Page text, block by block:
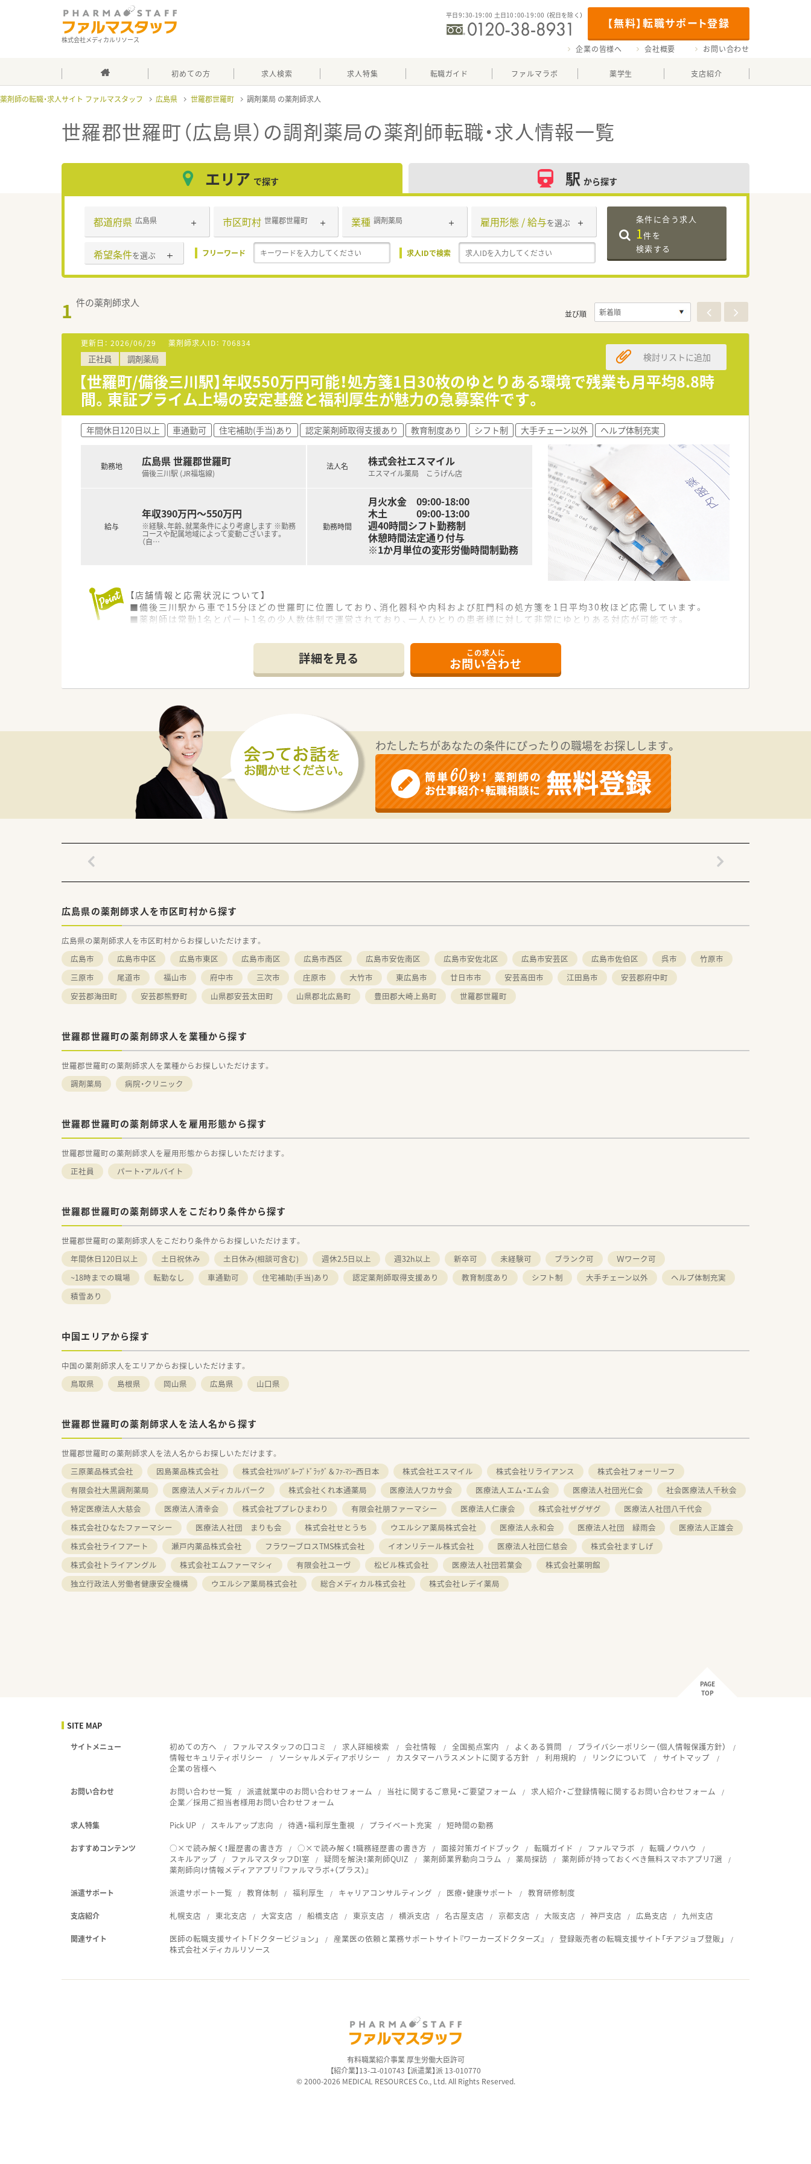
株式会社メディカルリソース
【無料】転職サポート登録
平日9：30-19：00 土日10：00-19：00 （祝日を除く）
企業の皆様へ 会社概要 お問い合わせ
初めての方 求人検索 求人特集 転職ガイド ファルマラボ 薬学生 支店紹介
薬剤師の転職・求人サイト ファルマスタッフ 広島県 世羅郡世羅町 調剤薬局
世羅郡世羅町（広島県）の調剤薬局の薬剤師転職・求人情報一覧
エリア で探す 駅 から探す
都道府県 広島県 市区町村 世羅郡世羅町 業種 調剤薬局 雇用形態 / 給与を選ぶ
希望条件を選ぶ フリーワード 求人IDで検索
条件に合う求人
1件を
検索する
1 件の薬剤師求人
並び順
更新日： 2026/06/29 薬剤師求人ID： 706834
正社員 調剤薬局
【世羅町/備後三川駅】年収550万円可能！処方箋1日30枚のゆとりある環境で残業も月平均8.8時
間。東証プライム上場の安定基盤と福利厚生が魅力の急募案件です。
検討リストに追加
年間休日120日以上 車通勤可 住宅補助(手当)あり 認定薬剤師取得支援あり 教育制度あり シフト制 大手チェーン以外 ヘルプ体制充実
勤務地 広島県 世羅郡世羅町
備後三川駅 (JR福塩線)
給与
年収390万円～550万円
※経験、年齢、就業条件により考慮します ※勤務
コースや配属地域によって変動ございます。
（自…
法人名 株式会社エスマイル
エスマイル薬局 こうげん店
勤務時間
月火水金 09:00-18:00
木土 09:00-13:00
週40時間シフト勤務制
休憩時間法定通り付与
※1か月単位の変形労働時間制勤務
【店舗情報と応需状況について】
■備後三川駅から車で15分ほどの世羅町に位置しており、消化器科や内科および肛門科の処方箋を1日平均30枚ほど応需しています。
■薬剤師は常勤1名とパート1名の少人数体制で運営されており、一人ひとりの患者様に対して非常にゆとりある対応が可能です。
■将来を見据えた組織体制の強化とサービス向上のために正社員を急募しており、自身のキャリアアップに意欲的な方を広く募ってい
■20代から60代まで幅広い年齢層の方を受け入れ可能な柔軟な体制があり、ブランクのある方や未経験の方からのご相談も歓迎しま
■患者様の話を丁寧に聞き取り的確に動ける調整役としての資質を持ち、地域包括ケアに主体的に取り組める誠実な薬剤師の方を求め
【法人特徴について】
■東証プライム上場の医薬品卸大手グループの一員であり、中国地方に115店舗を展開する屈指の規模と安定した経営基盤を誇ります。
■医療・介護・流通を網羅するグループの総合力を活かして、健康サポート薬局の認定推進や地域インフラとしての役割を担っています。
■無理な店舗展開を行わずに社員一人ひとりの負担軽減を目標に掲げており、最新設備の導入など薬剤師の成長を支える投資を惜しみ
ません。
詳細を見る この求人に
お問い合わせ
わたしたちがあなたの条件にぴったりの職場をお探しします。
広島県の薬剤師求人を市区町村から探す
広島県の薬剤師求人を市区町村からお探しいただけます。
広島市
広島市中区 広島市東区 広島市南区 広島市西区 広島市安佐南区 広島市安佐北区 広島市安芸区 広島市佐伯区 呉市
竹原市
三原市
尾道市 福山市 府中市 三次市 庄原市 大竹市 東広島市 廿日市市 安芸高田市 江田島市
安芸郡府中町
安芸郡海田町
安芸郡熊野町 山県郡安芸太田町 山県郡北広島町 豊田郡大崎上島町 世羅郡世羅町
世羅郡世羅町の薬剤師求人を業種から探す
世羅郡世羅町の薬剤師求人を業種からお探しいただけます。
調剤薬局
病院・クリニック
世羅郡世羅町の薬剤師求人を雇用形態から探す
世羅郡世羅町の薬剤師求人を雇用形態からお探しいただけます。
正社員
パート・アルバイト
世羅郡世羅町の薬剤師求人をこだわり条件から探す
世羅郡世羅町の薬剤師求人をこだわり条件からお探しいただけます。
年間休日120日以上
土日祝休み 土日休み(相談可含む) 週休2.5日以上 週32h以上 新卒可 未経験可 ブランク可
Ｗワーク可
~18時までの職場
転勤なし 車通勤可 住宅補助(手当)あり 認定薬剤師取得支援あり 教育制度あり シフト制 大手チェーン以外
ヘルプ体制充実
積雪あり
中国エリアから探す
中国の薬剤師求人をエリアからお探しいただけます。
鳥取県
島根県 岡山県 広島県 山口県
世羅郡世羅町の薬剤師求人を法人名から探す
世羅郡世羅町の薬剤師求人を法人名からお探しいただけます。
三原薬品株式会社
因島薬品株式会社 株式会社ﾂﾙﾊｸﾞﾙｰﾌﾟﾄﾞﾗｯｸﾞ＆ﾌｧ-ﾏｼｰ西日本 株式会社エスマイル 株式会社リライアンス
株式会社フォーリーフ
有限会社大黒調剤薬局
医療法人メディカルパーク 株式会社くれ本通薬局 医療法人ワカサ会 医療法人エム・エム会 医療法人社団光仁会
社会医療法人千秋会
特定医療法人大慈会
医療法人清幸会 株式会社ププレひまわり 有限会社朋ファーマシー 医療法人仁康会 株式会社ザグザグ
医療法人社団八千代会
株式会社ひなたファーマシー
医療法人社団 まりも会 株式会社せとうち ウエルシア薬局株式会社 医療法人永和会 医療法人社団 緑雨会
医療法人正雄会
株式会社ライフアート
瀬戸内薬品株式会社 フラワーブロスTMS株式会社 イオンリテール株式会社 医療法人社団仁慈会
株式会社ますしげ
株式会社トライアングル
株式会社エムファーマシィ 有限会社ユーヴ 松ビル株式会社 医療法人社団若葉会
株式会社薬明館
独立行政法人労働者健康安全機構
ウエルシア薬局株式会社 総合メディカル株式会社 株式会社レデイ薬局
PAGE
TOP
SITE MAP
サイトメニュー 初めての方へ ファルマスタッフの口コミ 求人詳細検索 会社情報 全国拠点案内 よくある質問
プライバシーポリシー（個人情報保護方針）
情報セキュリティポリシー
ソーシャルメディアポリシー カスタマーハラスメントに関する方針 利用規約 リンクについて
サイトマップ
企業の皆様へ
お問い合わせ お問い合わせ一覧 派遣就業中のお問い合わせフォーム 当社に関するご意見・ご要望フォーム
求人紹介・ご登録情報に関するお問い合わせフォーム
企業／採用ご担当者様用お問い合わせフォーム
求人特集 Pick UP スキルアップ志向 待遇・福利厚生重視 プライベート充実 短時間の勤務
おすすめコンテンツ ○×で読み解く！履歴書の書き方 ○×で読み解く！職務経歴書の書き方 面接対策ガイドブック 転職ガイド ファルマラボ
転職ノウハウ
スキルアップ
ファルマスタッフDI室 疑問を解決！薬剤師QUIZ 薬剤師業界動向コラム 薬局探訪
薬剤師が持っておくべき無料スマホアプリ7選
薬剤師向け情報メディアアプリ『ファルマラボ+（プラス）』
派遣サポート 派遣サポート一覧 教育体制 福利厚生 キャリアコンサルティング 医療・健康サポート 教育研修制度
支店紹介 札幌支店 東北支店 大宮支店 船橋支店 東京支店 横浜支店 名古屋支店 京都支店 大阪支店 神戸支店 広島支店 九州支店
関連サイト 医師の転職支援サイト「ドクタービジョン」 産業医の依頼と業務サポートサイト『ワーカーズドクターズ』
登録販売者の転職支援サイト「チアジョブ登販」
株式会社メディカルリソース
有料職業紹介事業 厚生労働大臣許可
【紹介業】13-ユ-010743 【派遣業】派 13-010770
© 2000-2026 MEDICAL RESOURCES Co., Ltd. All Rights Reserved.